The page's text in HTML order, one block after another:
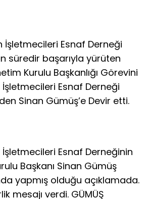
İşletmecileri Esnaf Derneği
süredir başarıyla yürüten
Kurulu Başkanlığı Görevini
Esnaf Derneği
Sinan Gümüş’e Devir etti.
Esnaf Derneğinin
Başkanı Sinan Gümüş
yapmış olduğu açıklamada.
mesajı verdi. GÜMÜŞ